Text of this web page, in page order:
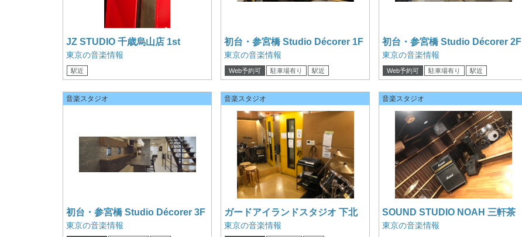
JZ STUDIO 千歳烏山店 1st
東京の音楽情報
駅近
初台・参宮橋 Studio Décorer 1F
レコーディングスタジオ
東京の音楽情報
Web予約可 駐車場有り 駅近
初台・参宮橋 Studio Décorer 2F
リハーサルスタジオと音楽教室
東京の音楽情報
Web予約可 駐車場有り 駅近
音楽スタジオ
初台・参宮橋 Studio Décorer 3F
＆RF撮影スタジオ
東京の音楽情報
音楽スタジオ
ガードアイランドスタジオ 下北
沢 南口 Ast
東京の音楽情報
音楽スタジオ
SOUND STUDIO NOAH 三軒茶
屋 A2st
東京の音楽情報